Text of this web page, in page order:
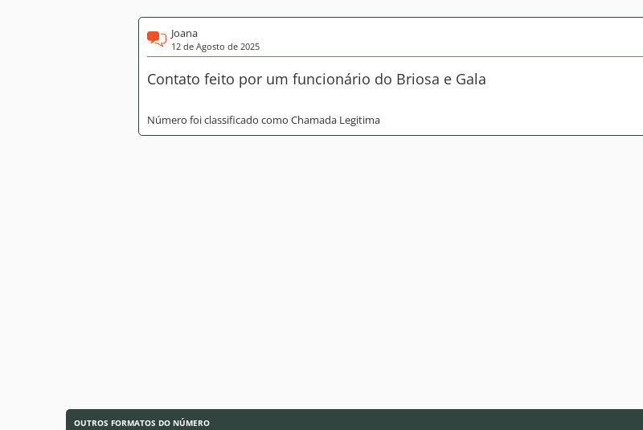
Joana
12 de Agosto de 2025
Contato feito por um funcionário do Briosa e Gala
Número foi classificado como Chamada Legitima
OUTROS FORMATOS DO NÚMERO